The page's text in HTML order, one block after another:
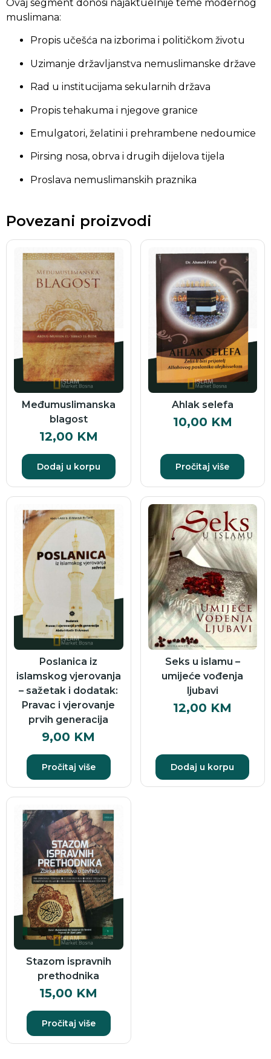
Ovaj segment donosi najaktuelnije teme modernog
muslimana:
Propis učešća na izborima i političkom životu
Uzimanje državljanstva nemuslimanske države
Rad u institucijama sekularnih država
Propis tehakuma i njegove granice
Emulgatori, želatini i prehrambene nedoumice
Pirsing nosa, obrva i drugih dijelova tijela
Proslava nemuslimanskih praznika
Povezani proizvodi
Međumuslimanska
blagost
12,00 KM
Dodaj u korpu
Ahlak selefa
10,00 KM
Pročitaj više
Poslanica iz
islamskog vjerovanja
– sažetak i dodatak:
Pravac i vjerovanje
prvih generacija
9,00 KM
Pročitaj više
Seks u islamu –
umijeće vođenja
ljubavi
12,00 KM
Dodaj u korpu
Stazom ispravnih
prethodnika
15,00 KM
Pročitaj više